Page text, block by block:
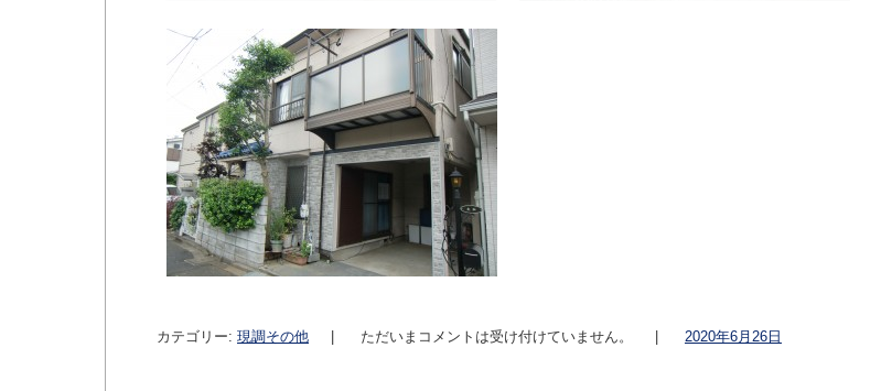
カテゴリー: 現調その他 | ただいまコメントは受け付けていません。 | 2020年6月26日